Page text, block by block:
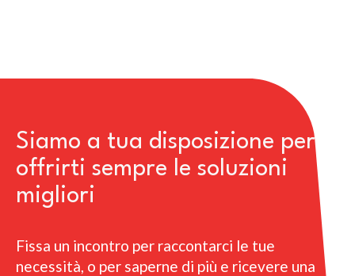
Siamo a tua disposizione per
offrirti sempre le soluzioni
migliori
Fissa un incontro per raccontarci le tue
necessità, o per saperne di più e ricevere una